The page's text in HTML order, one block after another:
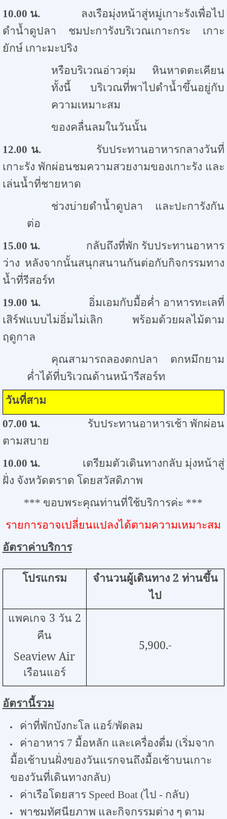
10.00 น. ลงเรือมุ่งหน้าสู่หมู่เกาะรังเพื่อไป
ดำน้ำดูปลา ชมปะการังบริเวณเกาะกระ เกาะ
ยักษ์ เกาะมะปริง
หรือบริเวณอ่าวตุ่ม หินหาดตะเคียน
ทั้งนี้ บริเวณที่พาไปดำน้ำขึ้นอยู่กับ
ความเหมาะสม
ของคลื่นลมในวันนั้น
12.00 น. รับประทานอาหารกลางวันที่
เกาะรัง พักผ่อนชมความสวยงามของเกาะรัง และ
เล่นน้ำที่ชายหาด
ช่วงบ่ายดำน้ำดูปลา และปะการังกัน
ต่อ
15.00 น. กลับถึงที่พัก รับประทานอาหาร
ว่าง หลังจากนั้นสนุกสนานกันต่อกับกิจกรรมทาง
น้ำที่รีสอร์ท
19.00 น. อิ่มเอมกับมื้อค่ำ อาหารทะเลที่
เสิร์ฟแบบไม่อิ่มไม่เลิก พร้อมด้วยผลไม้ตาม
ฤดูกาล
คุณสามารถลองตกปลา ตกหมึกยาม
ค่ำได้ที่บริเวณด้านหน้ารีสอร์ท
วันที่สาม
07.00 น. รับประทานอาหารเช้า พักผ่อน
ตามสบาย
10.00 น.เตรียมตัวเดินทางกลับ มุ่งหน้าสู่
ฝั่ง จังหวัดตราด โดยสวัสดิภาพ
*** ขอบพระคุณท่านที่ใช้บริการค่ะ ***
รายการอาจเปลี่ยนแปลงได้ตามความเหมาะสม
อัตราค่าบริการ
โปรแกรม จำนวนผู้เดินทาง 2 ท่านขึ้น
ไป
แพคเกจ 3 วัน 2
คืน
Seaview Air
เรือนแอร์
5,900.-
อัตรานี้รวม
ค่าที่พักบังกะโล แอร์/พัดลม
ค่าอาหาร 7 มื้อหลัก และเครื่องดื่ม (เริ่มจาก
มื้อเช้าบนฝั่งของวันแรกจนถึงมื้อเช้าบนเกาะ
ของวันที่เดินทางกลับ)
ค่าเรือโดยสาร Speed Boat (ไป - กลับ)
พาชมทัศนียภาพ และกิจกรรมต่าง ๆ ตาม